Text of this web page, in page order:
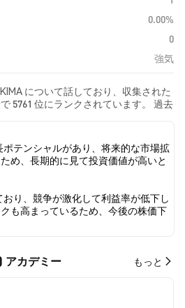
0.00%
0
強気
について話しており、収集された
5761 位にランクされています。 過去
に関するニュース記事が 0 件公開さ
のツイートが強気の感情を示
の感情を示しました。 0.00% のツイ
でした。 これらの感情分析は 1 件の
テンシャルがあり、将来的な市場拡
め、長期的に見て投資価値が高いと
り、競争が激化して利益率が低下し
も高まっているため、今後の株価下
カデミー もっと